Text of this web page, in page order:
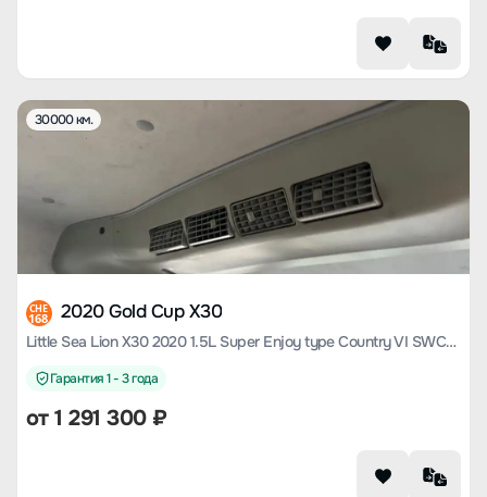
30000 км.
CHE
168 2020 Gold Cup X30
Little Sea Lion X30 2020 1.5L Super Enjoy type Country VI SWC15M
Гарантия 1 - 3 года
от1 291 300₽